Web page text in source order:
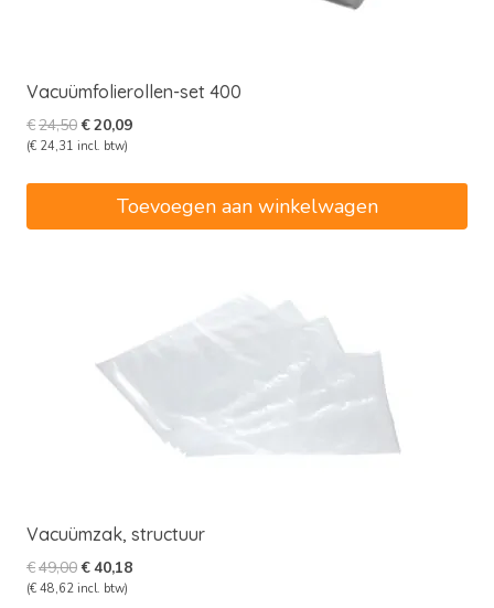
Vacuümfolierollen-set 400
€24,50Oorspronkelijke
prijs
€20,09Huidige
(€ 24,31 incl. btw)
Toevoegen aan winkelwagen
Vacuümzak, structuur
€49,00Oorspronkelijke
prijs
€40,18Huidige
(€ 48,62 incl. btw)